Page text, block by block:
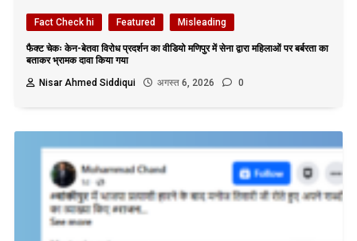
Fact Check hi Featured Misleading
फैक्ट चेकः केन-बेतवा विरोध प्रदर्शन का वीडियो मणिपुर में सेना द्वारा महिलाओं पर बर्बरता का
बताकर भ्रामक दावा किया गया
Nisar Ahmed Siddiqui
अगस्त 6, 2026 0